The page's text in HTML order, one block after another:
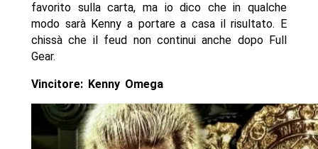
favorito sulla carta, ma io dico che in qualche
modo sarà Kenny a portare a casa il risultato. E
chissà che il feud non continui anche dopo Full
Gear.
Vincitore: Kenny Omega